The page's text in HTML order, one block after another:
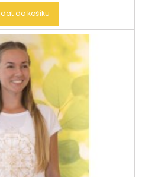
do košíku